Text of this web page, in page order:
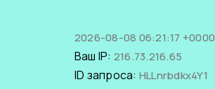
2026-08-08 06:21:17 +0000
Ваш IP: 216.73.216.65
ID запроса: HLLnrbdkx4Y1